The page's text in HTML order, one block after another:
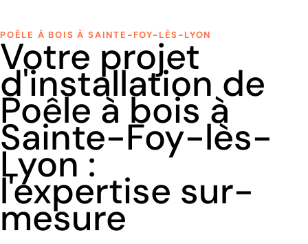
POÊLE À BOIS À SAINTE-FOY-LÈS-LYON
Votre projet
d'installation de
Poêle à bois à
Sainte-Foy-lès-
Lyon :
l'expertise sur-
mesure